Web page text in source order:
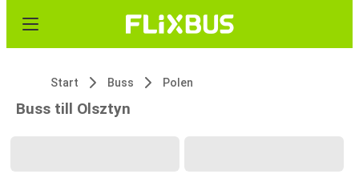
Start Buss Polen
Buss till Olsztyn